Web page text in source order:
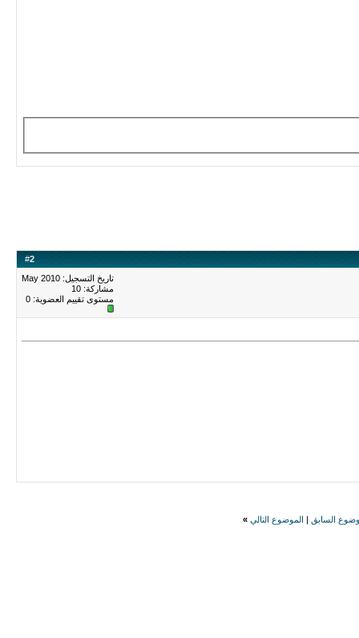
#2
تاريخ التسجيل: May 2010
مشاركة: 10
مستوى تقييم العضوية: 0
السابق الموضوع التالي »